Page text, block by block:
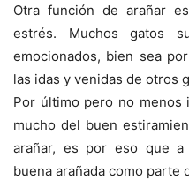
Otra función de arañar
estrés. Muchos gatos
emocionados, bien sea
las idas y venidas de otros
Por último pero no menos
mucho del buen
arañar, es por eso que
buena arañada como parte